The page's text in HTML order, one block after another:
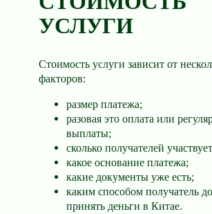
УСЛУГИ
Стоимость услуги зависит от
факторов:
размер платежа;
разовая это оплата или
выплаты;
сколько получателей
какое основание платежа;
какие документы уже есть;
каким способом получатель
принять деньги в Китае.